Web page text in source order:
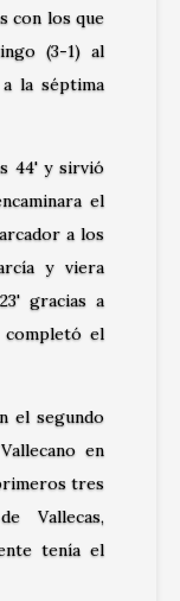
con los que
(3-1) al
la séptima
44' y sirvió
el
a los
y viera
gracias a
completó el
el segundo
en
tres
Vallecas,
tenía el